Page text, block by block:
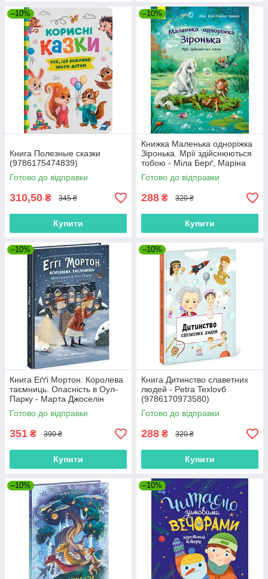
–10%
Книга Полезные сказки
(9786175474839)
Готово до відправки
310,50 ₴ 345 ₴
Купити
–10%
Книжка Маленька одноріжка
Зіронька. Мрії здійснюються
тобою - Міла Берґ, Маріна
Кремер (9786170959324)
Готово до відправки
288 ₴ 320 ₴
Купити
–10%
Книга Еґґі Мортон. Королева
таємниць. Опасність в Оул-
Парку - Марта Джоселін
(9786170971692)
Готово до відправки
351 ₴ 390 ₴
Купити
–10%
Книга Дитинство славетних
людей - Petra Texlovб
(9786170973580)
Готово до відправки
288 ₴ 320 ₴
Купити
–10% –10%